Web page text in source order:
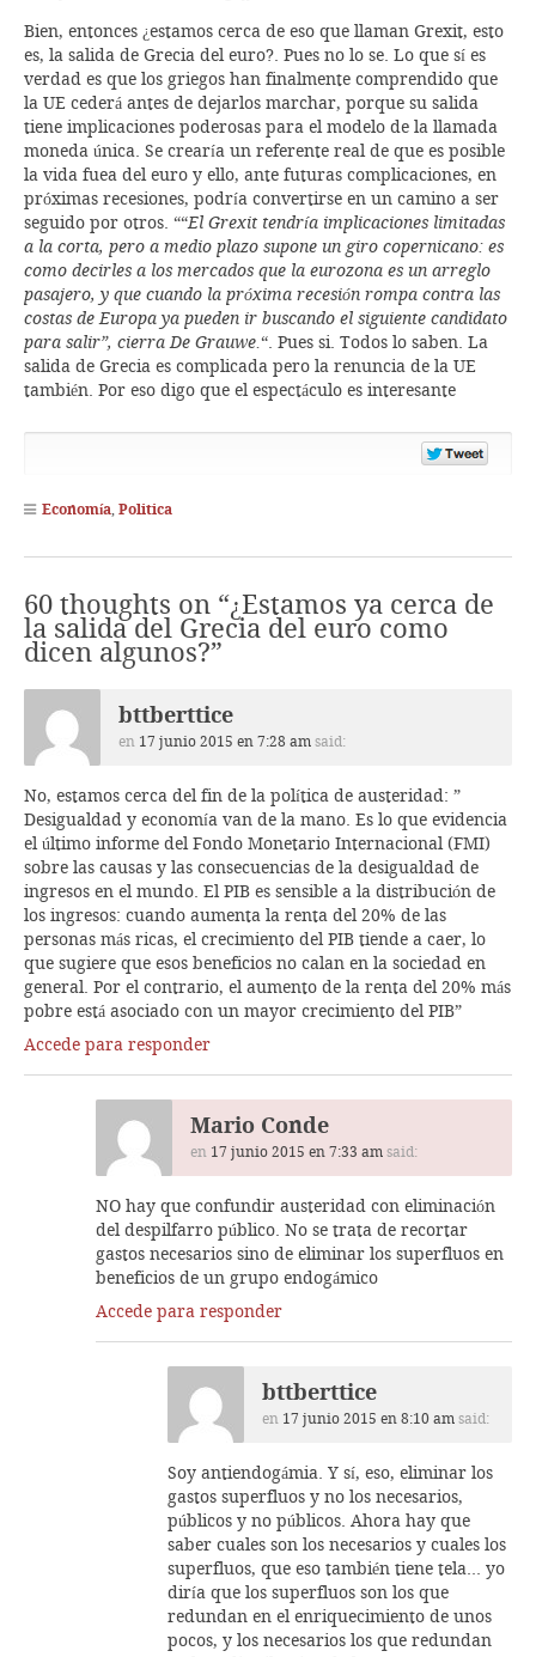
Bien, entonces ¿estamos cerca de eso que llaman Grexit, esto
es, la salida de Grecia del euro?. Pues no lo se. Lo que sí es
verdad es que los griegos han finalmente comprendido que
la UE cederá antes de dejarlos marchar, porque su salida
tiene implicaciones poderosas para el modelo de la llamada
moneda única. Se crearía un referente real de que es posible
la vida fuea del euro y ello, ante futuras complicaciones, en
próximas recesiones, podría convertirse en un camino a ser
seguido por otros. ““El Grexit tendría implicaciones limitadas
a la corta, pero a medio plazo supone un giro copernicano: es
como decirles a los mercados que la eurozona es un arreglo
pasajero, y que cuando la próxima recesión rompa contra las
costas de Europa ya pueden ir buscando el siguiente candidato
para salir”, cierra De Grauwe. “. Pues si. Todos lo saben. La
salida de Grecia es complicada pero la renuncia de la UE
también. Por eso digo que el espectáculo es interesante
Economía, Politica
60 thoughts on “¿Estamos ya cerca de
la salida del Grecia del euro como
dicen algunos?”
bttberttice
en 17 junio 2015 en 7:28 am said:
No, estamos cerca del fin de la política de austeridad: ”
Desigualdad y economía van de la mano. Es lo que evidencia
el último informe del Fondo Monetario Internacional (FMI)
sobre las causas y las consecuencias de la desigualdad de
ingresos en el mundo. El PIB es sensible a la distribución de
los ingresos: cuando aumenta la renta del 20% de las
personas más ricas, el crecimiento del PIB tiende a caer, lo
que sugiere que esos beneficios no calan en la sociedad en
general. Por el contrario, el aumento de la renta del 20% más
pobre está asociado con un mayor crecimiento del PIB”
Accede para responder
Mario Conde
en 17 junio 2015 en 7:33 am said:
NO hay que confundir austeridad con eliminación
del despilfarro público. No se trata de recortar
gastos necesarios sino de eliminar los superfluos en
beneficios de un grupo endogámico
Accede para responder
bttberttice
en 17 junio 2015 en 8:10 am said:
Soy antiendogámia. Y sí, eso, eliminar los
gastos superfluos y no los necesarios,
públicos y no públicos. Ahora hay que
saber cuales son los necesarios y cuales los
superfluos, que eso también tiene tela… yo
diría que los superfluos son los que
redundan en el enriquecimiento de unos
pocos, y los necesarios los que redundan